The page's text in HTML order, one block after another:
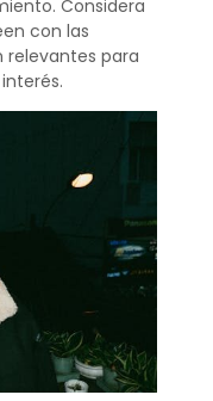
Considera
con las
relevantes para